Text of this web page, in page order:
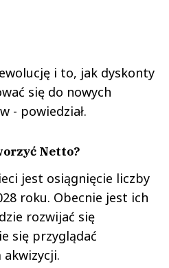
i to, jak dyskonty
się do nowych
- powiedział.
Netto?
jest osiągnięcie liczby
roku. Obecnie jest ich
rozwijać się
się przyglądać